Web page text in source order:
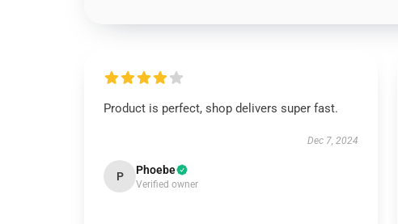
Product is perfect, shop delivers super fast.
Dec 7, 2024
P Phoebe
Verified owner